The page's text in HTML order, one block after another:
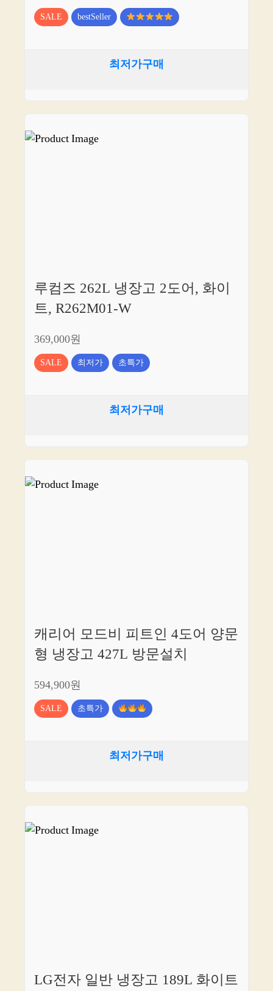
SALE bestSeller
최저가구매
루컴즈 262L 냉장고 2도어, 화이
트, R262M01-W
369,000원
SALE 최저가 초특가
최저가구매
캐리어 모드비 피트인 4도어 양문
형 냉장고 427L 방문설치
594,900원
SALE 초특가
최저가구매
LG전자 일반 냉장고 189L 화이트